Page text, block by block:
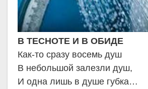
В ТЕСНОТЕ И В ОБИДЕ
Как-то сразу восемь душ
В небольшой залезли душ,
И одна лишь в душе губка…